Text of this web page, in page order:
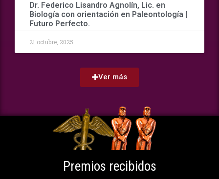
Dr. Federico Lisandro Agnolín, Lic. en
Biología con orientación en Paleontología |
Futuro Perfecto.
21 octubre, 2025
Ver más
Premios recibidos